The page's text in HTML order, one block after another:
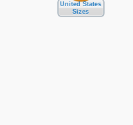
United States
Sizes